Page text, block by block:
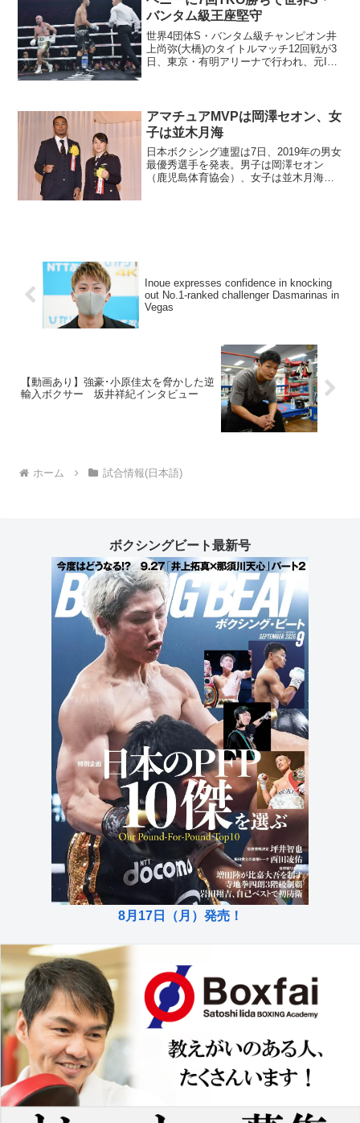
バンタム級王座堅守
世界4団体S・バンタム級チャンピオン井
上尚弥(大橋)のタイトルマッチ12回戦が3
日、東京・有明アリーナで行われ、元IBF
アマチュアMVPは岡澤セオン、女
子は並木月海
日本ボクシング連盟は7日、2019年の男女
最優秀選手を発表。男子は岡澤セオン
（鹿児島体育協会）、女子は並木月海
Inoue expresses confidence in knocking
out No.1-ranked challenger Dasmarinas in
Vegas
【動画あり】強豪･小原佳太を脅かした逆
輸入ボクサー 坂井祥紀インタビュー
ホーム 試合情報(日本語)
ボクシングビート最新号
8月17日（月）発売！